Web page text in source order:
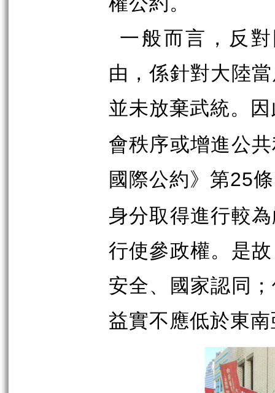
一般而言，反
由，係針對大陸
並未放棄武統。
會秩序或增進公
國際公約》第25
身分取得進行較
行使參政權。是
安全、國家認同
益實不應低於東